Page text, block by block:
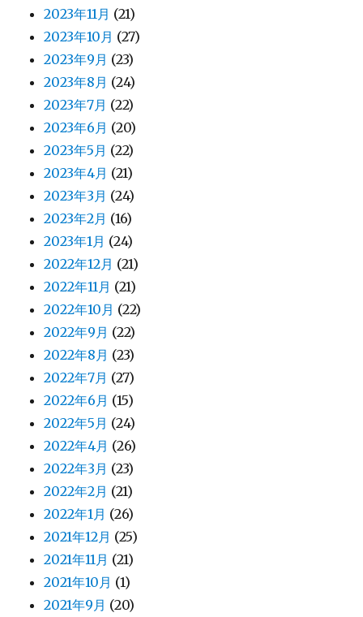
2023年11月 (21)
2023年10月 (27)
2023年9月 (23)
2023年8月 (24)
2023年7月 (22)
2023年6月 (20)
2023年5月 (22)
2023年4月 (21)
2023年3月 (24)
2023年2月 (16)
2023年1月 (24)
2022年12月 (21)
2022年11月 (21)
2022年10月 (22)
2022年9月 (22)
2022年8月 (23)
2022年7月 (27)
2022年6月 (15)
2022年5月 (24)
2022年4月 (26)
2022年3月 (23)
2022年2月 (21)
2022年1月 (26)
2021年12月 (25)
2021年11月 (21)
2021年10月 (1)
2021年9月 (20)